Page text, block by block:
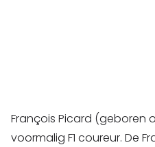
François Picard (geboren
voormalig F1 coureur. De